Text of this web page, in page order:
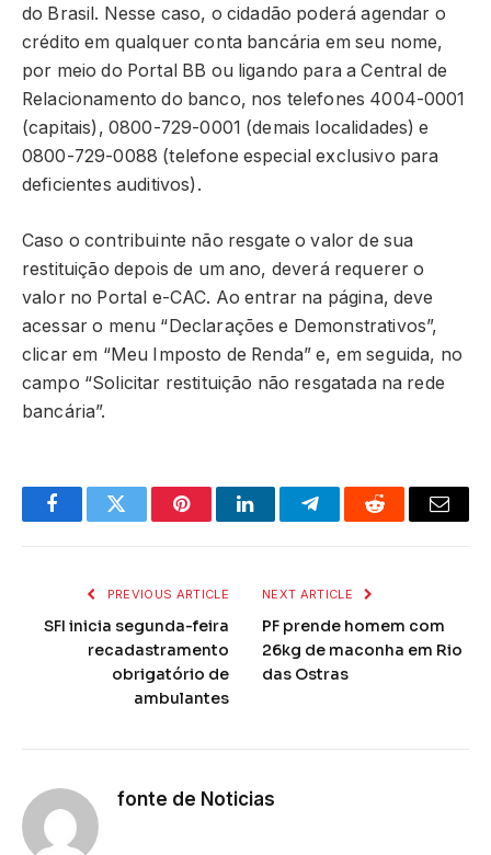
do Brasil. Nesse caso, o cidadão poderá agendar o
crédito em qualquer conta bancária em seu nome,
por meio do Portal BB ou ligando para a Central de
Relacionamento do banco, nos telefones 4004-0001
(capitais), 0800-729-0001 (demais localidades) e
0800-729-0088 (telefone especial exclusivo para
deficientes auditivos).
Caso o contribuinte não resgate o valor de sua
restituição depois de um ano, deverá requerer o
valor no Portal e-CAC. Ao entrar na página, deve
acessar o menu “Declarações e Demonstrativos”,
clicar em “Meu Imposto de Renda” e, em seguida, no
campo “Solicitar restituição não resgatada na rede
bancária”.
FacebookTwitter PinterestLinkedInTelegramReddit Email
PREVIOUS ARTICLE
SFI inicia segunda-feira
recadastramento
obrigatório de
ambulantes
NEXT ARTICLE
PF prende homem com
26kg de maconha em Rio
das Ostras
fonte de Noticias